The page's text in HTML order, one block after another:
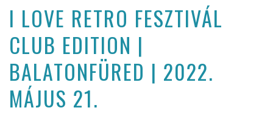
I LOVE RETRO FESZTIVÁL
CLUB EDITION |
BALATONFÜRED | 2022.
MÁJUS 21.